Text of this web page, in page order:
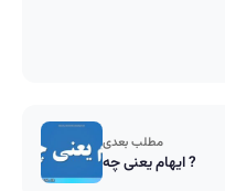
مطلب بعدی
ایهام یعنی چه ?